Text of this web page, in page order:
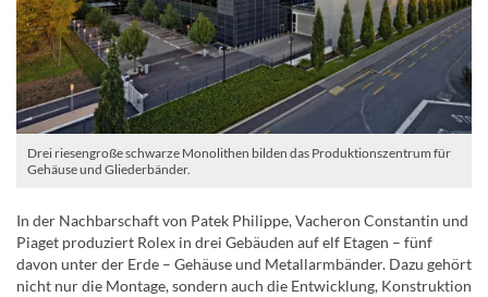
Drei riesengroße schwarze Monolithen bilden das Produktionszentrum für
Gehäuse und Gliederbänder.
In der Nachbarschaft von Patek Philippe, Vacheron Constantin und
Piaget produziert Rolex in drei Gebäuden auf elf Etagen – fünf
davon unter der Erde – Gehäuse und Metallarmbänder. Dazu gehört
nicht nur die Montage, sondern auch die Entwicklung, Konstruktion